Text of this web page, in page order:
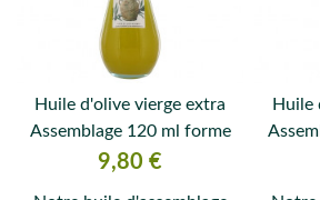
Huile d'olive vierge extra
Assemblage 120 ml forme
ronde
Prix
9,80 €
Huile